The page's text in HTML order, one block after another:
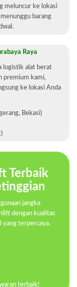
meluncur ke lokasi
barang
Raya
logistik alat berat
premium kami,
ke lokasi Anda
Bekasi)
Terbaik
jangka
dengan kualitas
yang terpercaya.
terbaik!